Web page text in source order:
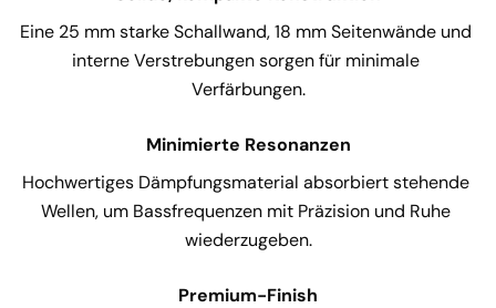
Eine 25 mm starke Schallwand, 18 mm Seitenwände und
interne Verstrebungen sorgen für minimale
Verfärbungen.
Minimierte Resonanzen
Hochwertiges Dämpfungsmaterial absorbiert stehende
Wellen, um Bassfrequenzen mit Präzision und Ruhe
wiederzugeben.
Premium-Finish